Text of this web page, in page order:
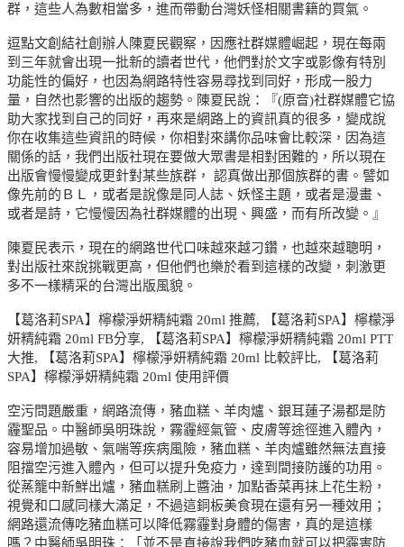
群，這些人為數相當多，進而帶動台灣妖怪相關書籍的買氣。
逗點文創結社創辦人陳夏民觀察，因應社群媒體崛起，現在每兩
到三年就會出現一批新的讀者世代，他們對於文字或影像有特別
功能性的偏好，也因為網路特性容易尋找到同好，形成一股力
量，自然也影響的出版的趨勢。陳夏民說：『(原音)社群媒體它協
助大家找到自己的同好，再來是網路上的資訊真的很多，變成說
你在收集這些資訊的時候，你相對來講你品味會比較深，因為這
關係的話，我們出版社現在要做大眾書是相對困難的，所以現在
出版會慢慢變成更針對某些族群， 認真做出那個族群的書。譬如
像先前的ＢＬ，或者是說像是同人誌、妖怪主題，或者是漫畫、
或者是詩，它慢慢因為社群媒體的出現、興盛，而有所改變。』
陳夏民表示，現在的網路世代口味越來越刁鑽，也越來越聰明，
對出版社來說挑戰更高，但他們也樂於看到這樣的改變，刺激更
多不一樣精采的台灣出版風貌。
【葛洛莉SPA】檸檬淨妍精純霜 20ml 推薦, 【葛洛莉SPA】檸檬淨
妍精純霜 20ml FB分享, 【葛洛莉SPA】檸檬淨妍精純霜 20ml PTT
大推, 【葛洛莉SPA】檸檬淨妍精純霜 20ml 比較評比, 【葛洛莉
SPA】檸檬淨妍精純霜 20ml 使用評價
空污問題嚴重，網路流傳，豬血糕、羊肉爐、銀耳蓮子湯都是防
霾聖品。中醫師吳明珠說，霧霾經氣管、皮膚等途徑進入體內，
容易增加過敏、氣喘等疾病風險，豬血糕、羊肉爐雖然無法直接
阻擋空污進入體內，但可以提升免疫力，達到間接防護的功用。
從蒸籠中新鮮出爐，豬血糕刷上醬油，加點香菜再抹上花生粉，
視覺和口感同樣大滿足，不過這銅板美食現在還有另一種效用；
網路還流傳吃豬血糕可以降低霧霾對身體的傷害，真的是這樣
嗎？中醫師吳明珠：「並不是直接說我們吃豬血就可以把霾害防